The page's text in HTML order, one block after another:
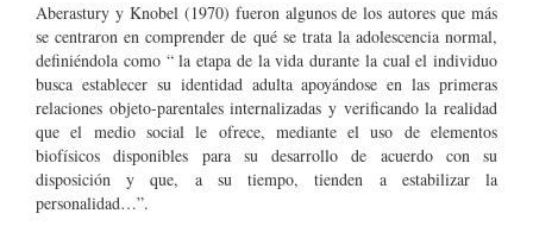
Aberastury y Knobel (1970) fueron algunos de los autores que más
se centraron en comprender de qué se trata la adolescencia normal,
definiéndola como “ la etapa de la vida durante la cual el individuo
busca establecer su identidad adulta apoyándose en las primeras
relaciones objeto-parentales internalizadas y verificando la realidad
que el medio social le ofrece, mediante el uso de elementos
biofísicos disponibles para su desarrollo de acuerdo con su
disposición y que, a su tiempo, tienden a estabilizar la
personalidad…”.